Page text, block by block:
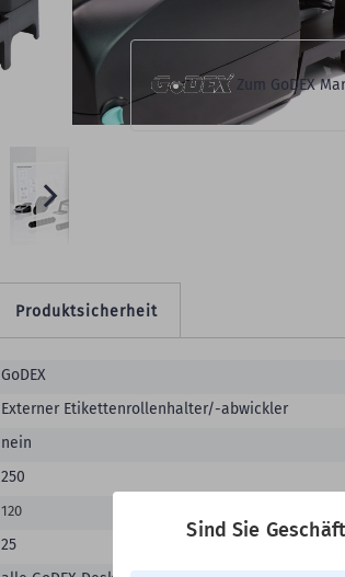
Sind Sie
Weitere Produktdetails
Zum GoDEX
GoDEX
Externer Etikettenrollenhalter/-abwickler
nein
250
120
25
Produktsicherheit